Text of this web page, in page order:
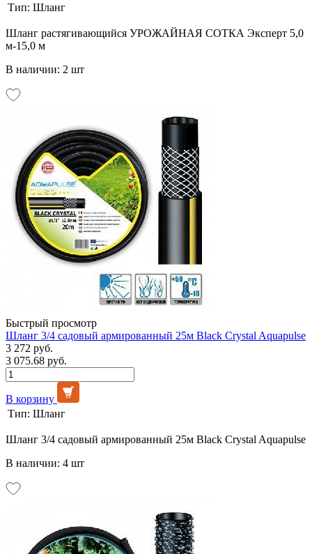
Тип: Шланг
Шланг растягивающийся УРОЖАЙНАЯ СОТКА Эксперт 5,0
м-15,0 м
В наличии: 2 шт
Быстрый просмотр
Шланг 3/4 садовый армированный 25м Black Crystal Aquapulse
3 272 руб.
3 075.68 руб.
В корзину
Тип: Шланг
Шланг 3/4 садовый армированный 25м Black Crystal Aquapulse
В наличии: 4 шт